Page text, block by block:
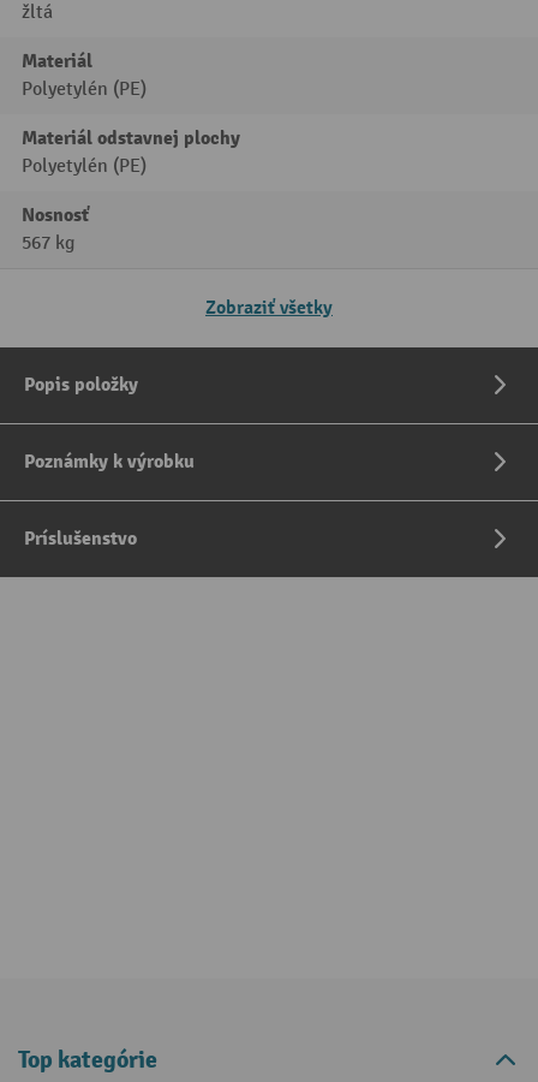
žltá
Materiál
Polyetylén (PE)
Materiál odstavnej plochy
Polyetylén (PE)
Nosnosť
567 kg
Zobraziť všetky
Popis položky
Poznámky k výrobku
Príslušenstvo
Top kategórie